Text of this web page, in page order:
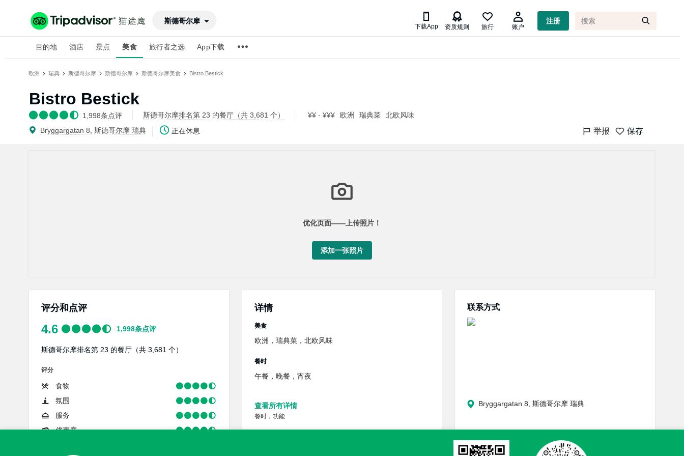
斯德哥尔摩 
下载App

资质规则 旅行 账户
注册
目的地 酒店 景点 美食 旅行者之选 App下载
欧洲 瑞典 斯德哥尔摩 斯德哥尔摩 斯德哥尔摩美食 Bistro Bestick
Bistro Bestick
1,998条点评 斯德哥尔摩排名第 23 的餐厅（共 3,681 个） ¥¥ - ¥¥¥ 欧洲 瑞典菜 北欧风味
举报 保存
Bryggargatan 8, 斯德哥尔摩 瑞典 正在休息
优化页面——上传照片！
添加一张照片
评分和点评
4.6 1,998条点评
斯德哥尔摩排名第 23 的餐厅（共 3,681 个）
评分
食物
氛围
服务
优惠度
详情
美食
欧洲，瑞典菜，北欧风味
餐时
午餐，晚餐，宵夜
查看所有详情
餐时，功能
联系方式
Bryggargatan 8, 斯德哥尔摩 瑞典